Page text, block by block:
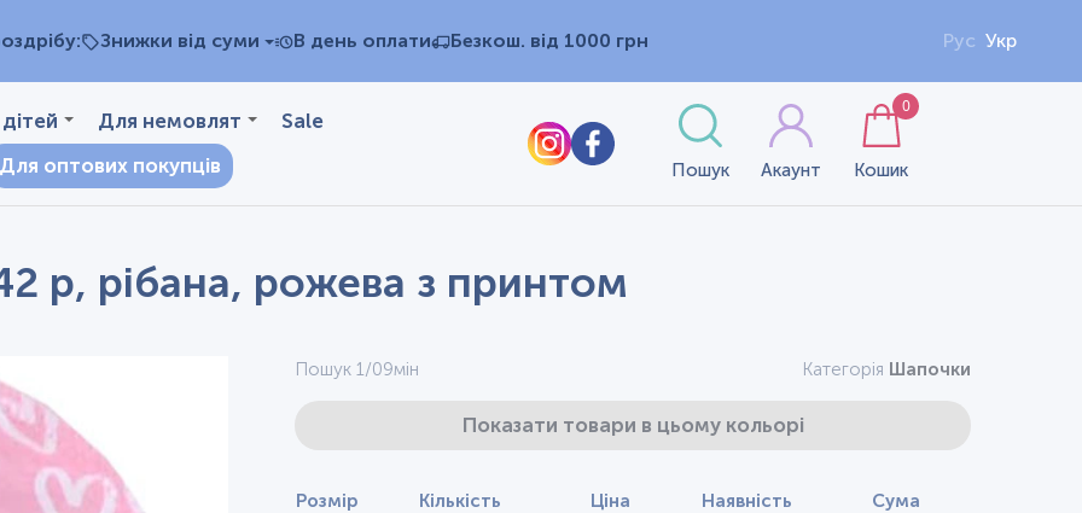
Знижки від суми В день оплати Безкош. від 1000 грн Рус Укр
Для немовлят
Sale
Для оптових покупців Пошук Акаунт Кошик
0
р, рібана, рожева з принтом
Пошук 1/09мін Категорія Шапочки
Показати товари в цьому кольорі
Розмір Кількість Ціна Наявність Сума